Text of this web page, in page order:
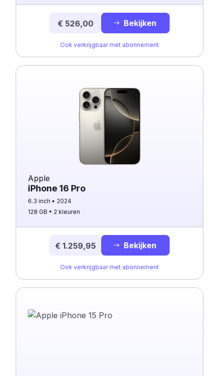
€ 526,00 Bekijken
Ook verkrijgbaar met abonnement
Apple
iPhone 16 Pro
6.3 inch
2024
128 GB
2 kleuren
€ 1.259,95 Bekijken
Ook verkrijgbaar met abonnement